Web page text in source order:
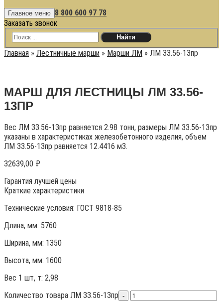
Главное меню 8 800 600 97 78
Заказать звонок
Главная » Лестничные марши » Марши ЛМ » ЛМ 33.56-13пр
МАРШ ДЛЯ ЛЕСТНИЦЫ ЛМ 33.56-
13ПР
Вес ЛМ 33.56-13пр равняется 2.98 тонн, размеры ЛМ 33.56-13пр
указаны в характеристиках железобетонного изделия, объем
ЛМ 33.56-13пр равняется 12.4416 м3.
32639,00 ₽
Гарантия лучшей цены
Краткие характеристики
Технические условия: ГОСТ 9818-85
Длина, мм: 5760
Ширина, мм: 1350
Высота, мм: 1600
Вес 1 шт, т: 2,98
Количество товара ЛМ 33.56-13пр -